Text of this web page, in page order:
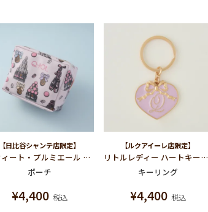
【日比谷シャンテ店限定】
スウィート・プルミエール スクエアポーチ
ポーチ
¥4,400 税込
【ルクアイーレ店限定】
リトルレディー ハートキーリング(ライトパープル)
キーリング
¥4,400 税込